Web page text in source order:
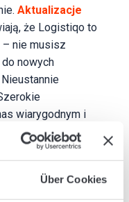
Über Cookies
Aktualizacje
że Logistiqo to
– nie musisz
nowych
wiarygodnym i
– jako młoda
wtedy, gdy